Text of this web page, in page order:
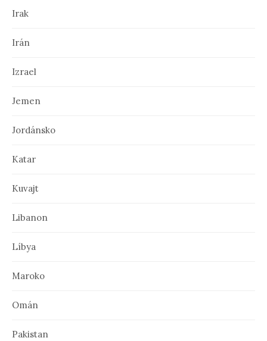
Irak
Irán
Izrael
Jemen
Jordánsko
Katar
Kuvajt
Libanon
Líbya
Maroko
Omán
Pakistan